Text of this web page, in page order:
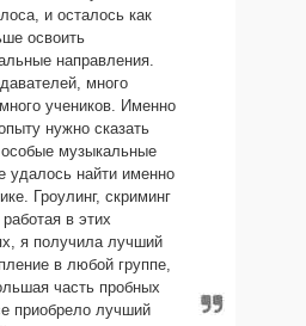
и осталось как
освоить
направления.
много
учеников. Именно
нужно сказать
музыкальные
удалось найти именно
Гроулинг, скриминг
в этих
я получила лучший
в любой группе,
часть пробных
приобрело лучший